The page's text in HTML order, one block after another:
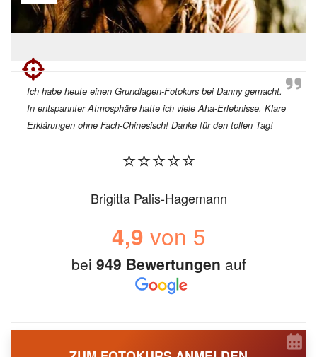
Ich habe heute einen Grundlagen-Fotokurs bei Danny gemacht.
In entspannter Atmosphäre hatte ich viele Aha-Erlebnisse. Klare
Erklärungen ohne Fach-Chinesisch! Danke für den tollen Tag!
⭐⭐⭐⭐⭐
Brigitta Palis-Hagemann
4,9 von 5
bei 949 Bewertungen auf